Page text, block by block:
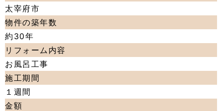
太宰府市
物件の築年数
約30年
リフォーム内容
お風呂工事
施工期間
１週間
金額